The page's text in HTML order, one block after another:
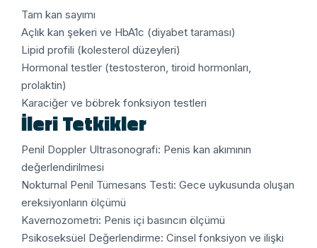
Tam kan sayımı
Açlık kan şekeri ve HbA1c (diyabet taraması)
Lipid profili (kolesterol düzeyleri)
Hormonal testler (testosteron, tiroid hormonları,
prolaktin)
Karaciğer ve böbrek fonksiyon testleri
İleri Tetkikler
Penil Doppler Ultrasonografi: Penis kan akımının
değerlendirilmesi
Nokturnal Penil Tümesans Testi: Gece uykusunda oluşan
ereksiyonların ölçümü
Kavernozometri: Penis içi basıncın ölçümü
Psikoseksüel Değerlendirme: Cinsel fonksiyon ve ilişki